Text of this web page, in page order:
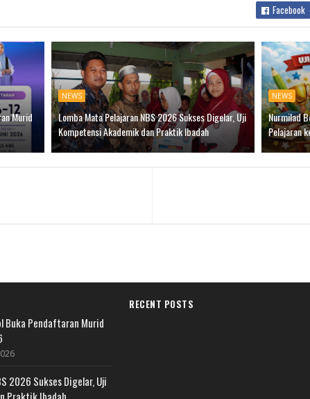
Facebook
Murid
NEWS
Lomba Mata Pelajaran NBS 2026 Sukses Digelar, Uji
Kompetensi Akademik dan Praktik Ibadah
NEWS
Nurmilad
Pelajaran
Buka Pendaftaran Murid
2026 Sukses Digelar, Uji
RECENT POSTS